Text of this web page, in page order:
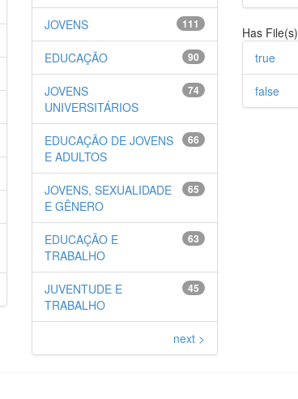
111
JOVENS
90
EDUCAÇÃO
74
JOVENS
UNIVERSITÁRIOS
66
EDUCAÇÃO DE JOVENS
E ADULTOS
65
JOVENS, SEXUALIDADE
E GÊNERO
63
EDUCAÇÃO E
TRABALHO
45
JUVENTUDE E
TRABALHO
next >
Has File(s)
true
false